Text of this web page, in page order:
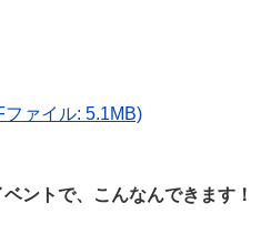
ァイル: 5.1MB)
ントで、こんなんできます！